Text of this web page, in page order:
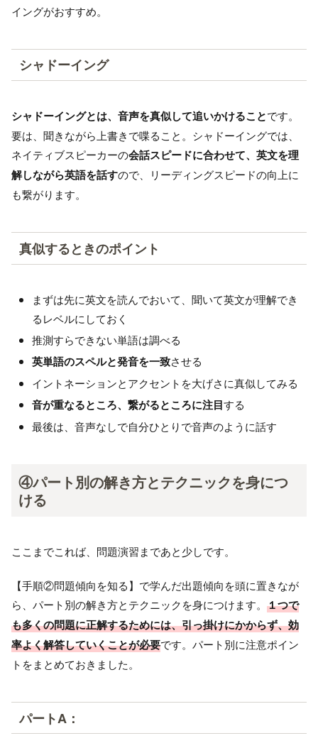
イングがおすすめ。
シャドーイング
シャドーイングとは、音声を真似して追いかけることです。
要は、聞きながら上書きで喋ること。シャドーイングでは、
ネイティブスピーカーの会話スピードに合わせて、英文を理
解しながら英語を話すので、リーディングスピードの向上に
も繋がります。
真似するときのポイント
まずは先に英文を読んでおいて、聞いて英文が理解でき
るレベルにしておく
推測すらできない単語は調べる
英単語のスペルと発音を一致させる
イントネーションとアクセントを大げさに真似してみる
音が重なるところ、繋がるところに注目する
最後は、音声なしで自分ひとりで音声のように話す
④パート別の解き方とテクニックを身につ
ける
ここまでこれば、問題演習まであと少しです。
【手順②問題傾向を知る】で学んだ出題傾向を頭に置きなが
ら、パート別の解き方とテクニックを身につけます。 １つで
も多くの問題に正解するためには、引っ掛けにかからず、効
率よく解答していくことが必要です。パート別に注意ポイン
トをまとめておきました。
パートA：